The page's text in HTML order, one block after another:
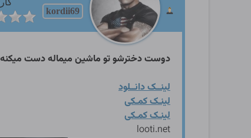
kordii69
دوست دخترشو تو ماشین میماله دست
لینــک دانــلود
لینـک کمـکی
لینـک کمـکی
looti.net